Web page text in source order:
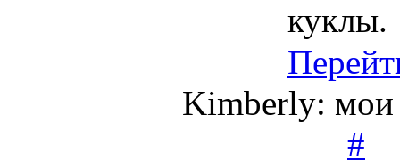
куклы.
Kimberly: мои
#